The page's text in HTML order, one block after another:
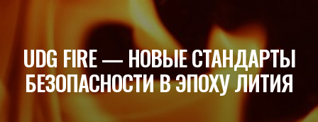
UDG FIRE — НОВЫЕ СТАНДАРТЫ
БЕЗОПАСНОСТИ В ЭПОХУ ЛИТИЯ